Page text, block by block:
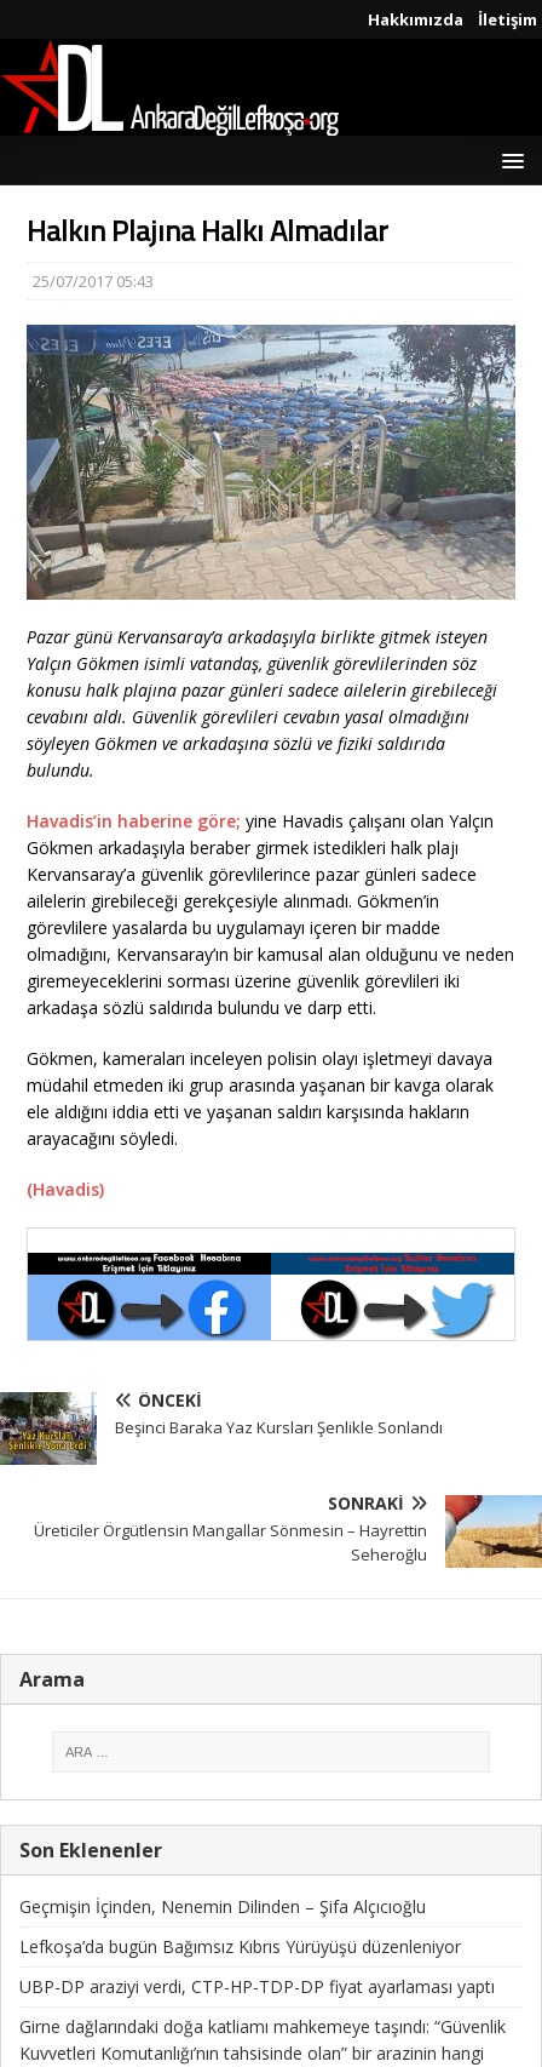
Hakkımızda İletişim
Halkın Plajına Halkı Almadılar
25/07/2017 05:43
Pazar günü Kervansaray’a arkadaşıyla birlikte gitmek isteyen
Yalçın Gökmen isimli vatandaş, güvenlik görevlilerinden söz
konusu halk plajına pazar günleri sadece ailelerin girebileceği
cevabını aldı. Güvenlik görevlileri cevabın yasal olmadığını
söyleyen Gökmen ve arkadaşına sözlü ve fiziki saldırıda
bulundu.
Havadis’in haberine göre; yine Havadis çalışanı olan Yalçın
Gökmen arkadaşıyla beraber girmek istedikleri halk plajı
Kervansaray’a güvenlik görevlilerince pazar günleri sadece
ailelerin girebileceği gerekçesiyle alınmadı. Gökmen’in
görevlilere yasalarda bu uygulamayı içeren bir madde
olmadığını, Kervansaray’ın bir kamusal alan olduğunu ve neden
giremeyeceklerini sorması üzerine güvenlik görevlileri iki
arkadaşa sözlü saldırıda bulundu ve darp etti.
Gökmen, kameraları inceleyen polisin olayı işletmeyi davaya
müdahil etmeden iki grup arasında yaşanan bir kavga olarak
ele aldığını iddia etti ve yaşanan saldırı karşısında hakların
arayacağını söyledi.
(Havadis)
ÖNCEKI
Beşinci Baraka Yaz Kursları Şenlikle Sonlandı
SONRAKI
Üreticiler Örgütlensin Mangallar Sönmesin – Hayrettin
Seheroğlu
Arama
Son Eklenenler
Geçmişin İçinden, Nenemin Dilinden – Şifa Alçıcıoğlu
Lefkoşa’da bugün Bağımsız Kıbrıs Yürüyüşü düzenleniyor
UBP-DP araziyi verdi, CTP-HP-TDP-DP fiyat ayarlaması yaptı
Girne dağlarındaki doğa katliamı mahkemeye taşındı: “Güvenlik
Kuvvetleri Komutanlığı’nın tahsisinde olan” bir arazinin hangi